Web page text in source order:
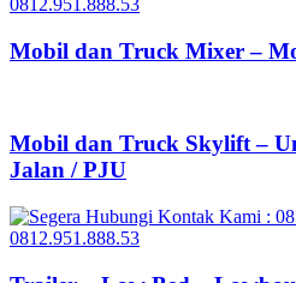
Mobil dan Truck Mixer –
Mobil dan Truck Skylift –
Jalan / PJU